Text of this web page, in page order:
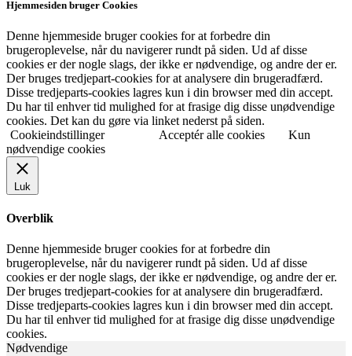
Hjemmesiden bruger Cookies
Denne hjemmeside bruger cookies for at forbedre din
brugeroplevelse, når du navigerer rundt på siden. Ud af disse
cookies er der nogle slags, der ikke er nødvendige, og andre der er.
Der bruges tredjepart-cookies for at analysere din brugeradfærd.
Disse tredjeparts-cookies lagres kun i din browser med din accept.
Du har til enhver tid mulighed for at frasige dig disse unødvendige
cookies. Det kan du gøre via linket nederst på siden.
Cookieindstillinger
Acceptér alle cookies
Kun
nødvendige cookies
Luk
Overblik
Denne hjemmeside bruger cookies for at forbedre din
brugeroplevelse, når du navigerer rundt på siden. Ud af disse
cookies er der nogle slags, der ikke er nødvendige, og andre der er.
Der bruges tredjepart-cookies for at analysere din brugeradfærd.
Disse tredjeparts-cookies lagres kun i din browser med din accept.
Du har til enhver tid mulighed for at frasige dig disse unødvendige
cookies.
Nødvendige